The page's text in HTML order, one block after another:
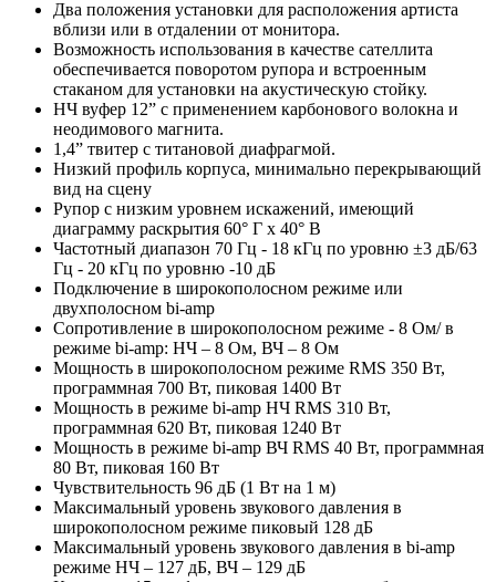
Два положения установки для расположения артиста
вблизи или в отдалении от монитора.
Возможность использования в качестве сателлита
обеспечивается поворотом рупора и встроенным
стаканом для установки на акустическую стойку.
НЧ вуфер 12” с применением карбонового волокна и
неодимового магнита.
1,4” твитер с титановой диафрагмой.
Низкий профиль корпуса, минимально перекрывающий
вид на сцену
Рупор с низким уровнем искажений, имеющий
диаграмму раскрытия 60° Г x 40° В
Частотный диапазон 70 Гц - 18 кГц по уровню ±3 дБ/63
Гц - 20 кГц по уровню -10 дБ
Подключение в широкополосном режиме или
двухполосном bi-amp
Сопротивление в широкополосном режиме - 8 Ом/ в
режиме bi-amp: НЧ – 8 Ом, ВЧ – 8 Ом
Мощность в широкополосном режиме RMS 350 Вт,
программная 700 Вт, пиковая 1400 Вт
Мощность в режиме bi-amp НЧ RMS 310 Вт,
программная 620 Вт, пиковая 1240 Вт
Мощность в режиме bi-amp ВЧ RMS 40 Вт, программная
80 Вт, пиковая 160 Вт
Чувствительность 96 дБ (1 Вт на 1 м)
Максимальный уровень звукового давления в
широкополосном режиме пиковый 128 дБ
Максимальный уровень звукового давления в bi-amp
режиме НЧ – 127 дБ, ВЧ – 129 дБ